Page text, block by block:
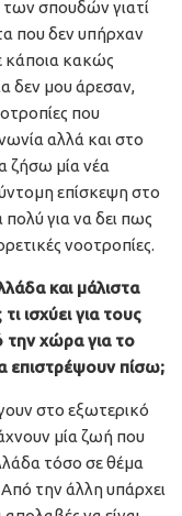
των σπουδών γιατί
που δεν υπήρχαν
κάποια κακώς
δεν μου άρεσαν,
που
αλλά και στο
ζήσω μία νέα
επίσκεψη στο
για να δει πως
νοοτροπίες.
και μάλιστα
ισχύει για τους
την χώρα για το
επιστρέψουν πίσω;
στο εξωτερικό
μία ζωή που
τόσο σε θέμα
την άλλη υπάρχει